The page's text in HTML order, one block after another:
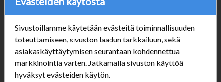
Verkkokauppa
#Yhteiskuntavastuu
#porvoonsithlord
Tilaus- ja toimitusehdot
ALE TUOTTEET
Sivustoillamme käytetään evästeitä toiminnallisuuden
toteuttamiseen, sivuston laadun tarkkailuun, sekä
asiakaskäyttäytymisen seurantaan kohdennettua
markkinointia varten. Jatkamalla sivuston käyttöä
hyväksyt evästeiden käytön.